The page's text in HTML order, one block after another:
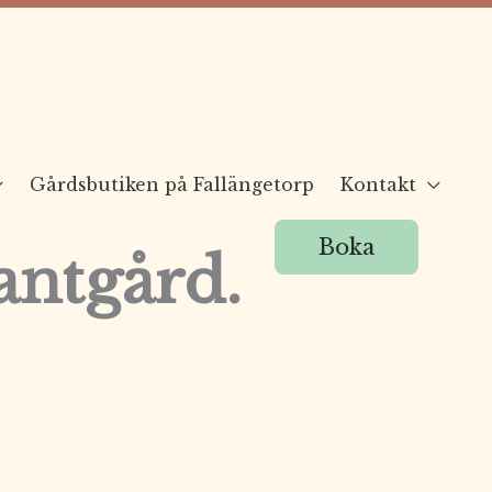
Gårdsbutiken på Fallängetorp Kontakt
Boka